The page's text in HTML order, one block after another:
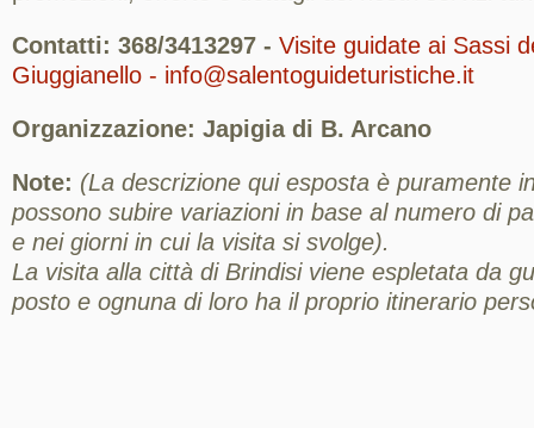
Contatti: 368/3413297 - Visite guidate ai Sassi
Giuggianello - info@salentoguideturistiche.it
Organizzazione: Japigia di B. Arcano
Note: (La descrizione qui esposta è puramente
possono subire variazioni in base al numero di
e nei giorni in cui la visita si svolge).
La visita alla città di Brindisi viene espletata da
posto e ognuna di loro ha il proprio itinerario